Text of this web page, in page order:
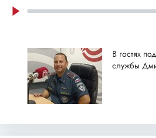
В гостях
службы